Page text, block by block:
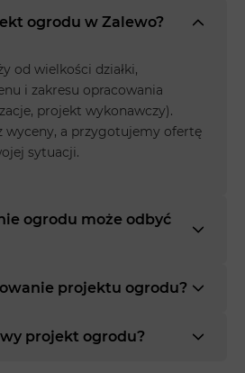
ogrodu w Zalewo?
od wielkości działki,
i zakresu opracowania
projekt wykonawczy).
wyceny, a przygotujemy ofertę
sytuacji.
ogrodu może odbyć
projektu ogrodu?
projekt ogrodu?